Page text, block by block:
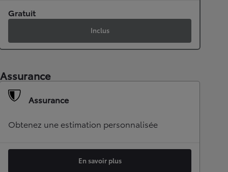
Gratuit
Inclus
Assurance
Assurance
Obtenez une estimation personnalisée
En savoir plus